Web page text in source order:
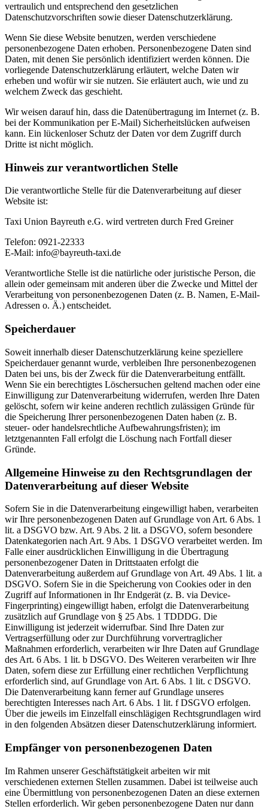
vertraulich und entsprechend den gesetzlichen
Datenschutzvorschriften sowie dieser Datenschutzerklärung.
Wenn Sie diese Website benutzen, werden verschiedene
personenbezogene Daten erhoben. Personenbezogene Daten sind
Daten, mit denen Sie persönlich identifiziert werden können. Die
vorliegende Datenschutzerklärung erläutert, welche Daten wir
erheben und wofür wir sie nutzen. Sie erläutert auch, wie und zu
welchem Zweck das geschieht.
Wir weisen darauf hin, dass die Datenübertragung im Internet (z. B.
bei der Kommunikation per E-Mail) Sicherheitslücken aufweisen
kann. Ein lückenloser Schutz der Daten vor dem Zugriff durch
Dritte ist nicht möglich.
Hinweis zur verantwortlichen Stelle
Die verantwortliche Stelle für die Datenverarbeitung auf dieser
Website ist:
Taxi Union Bayreuth e.G. wird vertreten durch Fred Greiner
Telefon: 0921-22333
E-Mail: info@bayreuth-taxi.de
Verantwortliche Stelle ist die natürliche oder juristische Person, die
allein oder gemeinsam mit anderen über die Zwecke und Mittel der
Verarbeitung von personenbezogenen Daten (z. B. Namen, E-Mail-
Adressen o. Ä.) entscheidet.
Speicherdauer
Soweit innerhalb dieser Datenschutzerklärung keine speziellere
Speicherdauer genannt wurde, verbleiben Ihre personenbezogenen
Daten bei uns, bis der Zweck für die Datenverarbeitung entfällt.
Wenn Sie ein berechtigtes Löschersuchen geltend machen oder eine
Einwilligung zur Datenverarbeitung widerrufen, werden Ihre Daten
gelöscht, sofern wir keine anderen rechtlich zulässigen Gründe für
die Speicherung Ihrer personenbezogenen Daten haben (z. B.
steuer- oder handelsrechtliche Aufbewahrungsfristen); im
letztgenannten Fall erfolgt die Löschung nach Fortfall dieser
Gründe.
Allgemeine Hinweise zu den Rechtsgrundlagen der
Datenverarbeitung auf dieser Website
Sofern Sie in die Datenverarbeitung eingewilligt haben, verarbeiten
wir Ihre personenbezogenen Daten auf Grundlage von Art. 6 Abs. 1
lit. a DSGVO bzw. Art. 9 Abs. 2 lit. a DSGVO, sofern besondere
Datenkategorien nach Art. 9 Abs. 1 DSGVO verarbeitet werden. Im
Falle einer ausdrücklichen Einwilligung in die Übertragung
personenbezogener Daten in Drittstaaten erfolgt die
Datenverarbeitung außerdem auf Grundlage von Art. 49 Abs. 1 lit. a
DSGVO. Sofern Sie in die Speicherung von Cookies oder in den
Zugriff auf Informationen in Ihr Endgerät (z. B. via Device-
Fingerprinting) eingewilligt haben, erfolgt die Datenverarbeitung
zusätzlich auf Grundlage von § 25 Abs. 1 TDDDG. Die
Einwilligung ist jederzeit widerrufbar. Sind Ihre Daten zur
Vertragserfüllung oder zur Durchführung vorvertraglicher
Maßnahmen erforderlich, verarbeiten wir Ihre Daten auf Grundlage
des Art. 6 Abs. 1 lit. b DSGVO. Des Weiteren verarbeiten wir Ihre
Daten, sofern diese zur Erfüllung einer rechtlichen Verpflichtung
erforderlich sind, auf Grundlage von Art. 6 Abs. 1 lit. c DSGVO.
Die Datenverarbeitung kann ferner auf Grundlage unseres
berechtigten Interesses nach Art. 6 Abs. 1 lit. f DSGVO erfolgen.
Über die jeweils im Einzelfall einschlägigen Rechtsgrundlagen wird
in den folgenden Absätzen dieser Datenschutzerklärung informiert.
Empfänger von personenbezogenen Daten
Im Rahmen unserer Geschäftstätigkeit arbeiten wir mit
verschiedenen externen Stellen zusammen. Dabei ist teilweise auch
eine Übermittlung von personenbezogenen Daten an diese externen
Stellen erforderlich. Wir geben personenbezogene Daten nur dann